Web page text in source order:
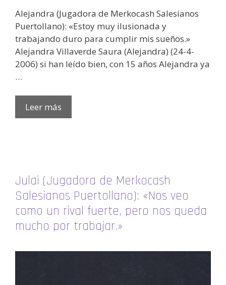
Alejandra (Jugadora de Merkocash Salesianos
Puertollano): «Estoy muy ilusionada y
trabajando duro para cumplir mis sueños.»
Alejandra Villaverde Saura (Alejandra) (24-4-
2006) si han leído bien, con 15 años Alejandra ya
…
Leer más
Julai (Jugadora de Merkocash
Salesianos Puertollano): «Nos veo
como un rival fuerte, pero nos queda
mucho por trabajar.»